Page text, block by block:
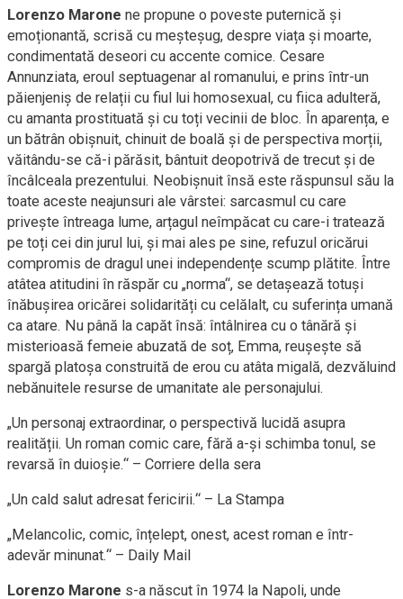
Lorenzo Marone ne propune o poveste puternică și
emoționantă, scrisă cu meșteșug, despre viața și moarte,
condimentată deseori cu accente comice. Cesare
Annunziata, eroul septuagenar al romanului, e prins într-un
păienjeniș de relații cu fiul lui homosexual, cu fiica adulteră,
cu amanta prostituată și cu toți vecinii de bloc. În aparența, e
un bătrân obișnuit, chinuit de boală și de perspectiva morții,
văitându-se că-i părăsit, bântuit deopotrivă de trecut și de
încâlceala prezentului. Neobișnuit însă este răspunsul său la
toate aceste neajunsuri ale vârstei: sarcasmul cu care
privește întreaga lume, arțagul neîmpăcat cu care-i tratează
pe toți cei din jurul lui, și mai ales pe sine, refuzul oricărui
compromis de dragul unei independențe scump plătite. Între
atâtea atitudini în răspăr cu „norma“, se detașează totuși
înăbușirea oricărei solidarități cu celălalt, cu suferința umană
ca atare. Nu până la capăt însă: întâlnirea cu o tânără și
misterioasă femeie abuzată de soț, Emma, reușește să
spargă platoșa construită de erou cu atâta migală, dezvăluind
nebănuitele resurse de umanitate ale personajului.
„Un personaj extraordinar, o perspectivă lucidă asupra
realității. Un roman comic care, fără a-și schimba tonul, se
revarsă în duioșie.“ – Corriere della sera
„Un cald salut adresat fericirii.“ – La Stampa
„Melancolic, comic, înțelept, onest, acest roman e într-
adevăr minunat.“ – Daily Mail
Lorenzo Marone s-a născut în 1974 la Napoli, unde